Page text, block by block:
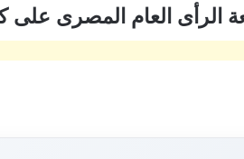
الرأى العام المصرى على